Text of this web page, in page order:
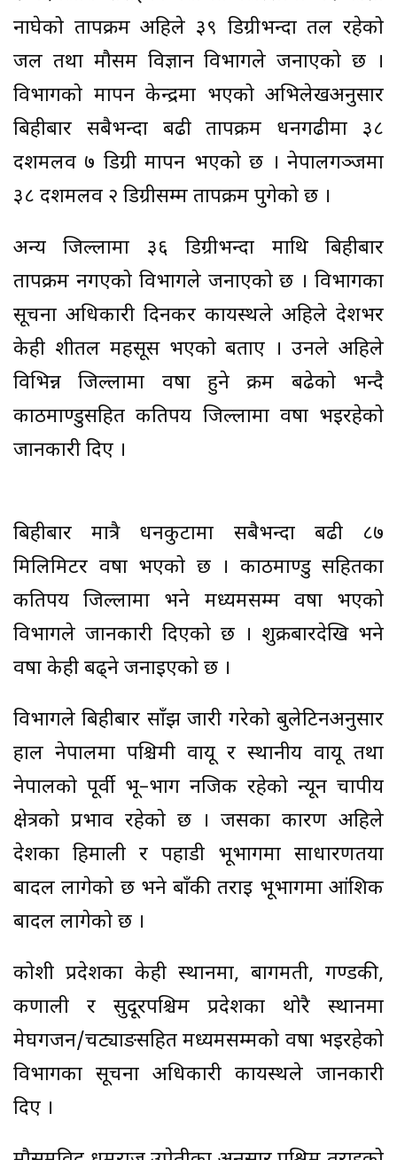
नाघेको तापक्रम अहिले ३९ डिग्रीभन्दा तल रहेको
जल तथा मौसम विज्ञान विभागले जनाएको छ ।
विभागको मापन केन्द्रमा भएको अभिलेखअनुसार
बिहीबार सबैभन्दा बढी तापक्रम धनगढीमा ३८
दशमलव ७ डिग्री मापन भएको छ । नेपालगञ्जमा
३८ दशमलव २ डिग्रीसम्म तापक्रम पुगेको छ ।
अन्य जिल्लामा ३६ डिग्रीभन्दा माथि बिहीबार
तापक्रम नगएको विभागले जनाएको छ । विभागका
सूचना अधिकारी दिनकर कायस्थले अहिले देशभर
केही शीतल महसूस भएको बताए । उनले अहिले
विभिन्न जिल्लामा वर्षा हुने क्रम बढेको भन्दै
काठमाण्डुसहित कतिपय जिल्लामा वर्षा भइरहेको
जानकारी दिए ।
बिहीबार मात्रै धनकुटामा सबैभन्दा बढी ८७
मिलिमिटर वर्षा भएको छ । काठमाण्डु सहितका
कतिपय जिल्लामा भने मध्यमसम्म वर्षा भएको
विभागले जानकारी दिएको छ । शुक्रबारदेखि भने
वर्षा केही बढ्ने जनाइएको छ ।
विभागले बिहीबार साँझ जारी गरेको बुलेटिनअनुसार
हाल नेपालमा पश्चिमी वायू र स्थानीय वायू तथा
नेपालको पूर्वी भू–भाग नजिक रहेको न्यून चापीय
क्षेत्रको प्रभाव रहेको छ । जसका कारण अहिले
देशका हिमाली र पहाडी भूभागमा साधारणतया
बादल लागेको छ भने बाँकी तराई भूभागमा आंशिक
बादल लागेको छ ।
कोशी प्रदेशका केही स्थानमा, बागमती, गण्डकी,
कर्णाली र सुदूरपश्चिम प्रदेशका थोरै स्थानमा
मेघगर्जन/चट्याङसहित मध्यमसम्मको वर्षा भइरहेको
विभागका सूचना अधिकारी कायस्थले जानकारी
दिए ।